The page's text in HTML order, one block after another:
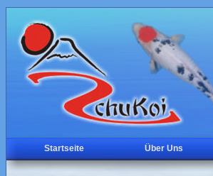
Startseite Über Uns